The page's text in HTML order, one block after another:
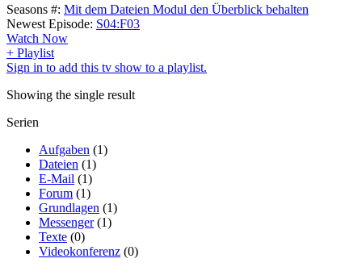
Seasons #: Mit dem Dateien Modul den Überblick behalten
Newest Episode: S04:F03
Watch Now
+ Playlist
Sign in to add this tv show to a playlist.
Showing the single result
Serien
Aufgaben (1)
Dateien (1)
E-Mail (1)
Forum (1)
Grundlagen (1)
Messenger (1)
Texte (0)
Videokonferenz (0)